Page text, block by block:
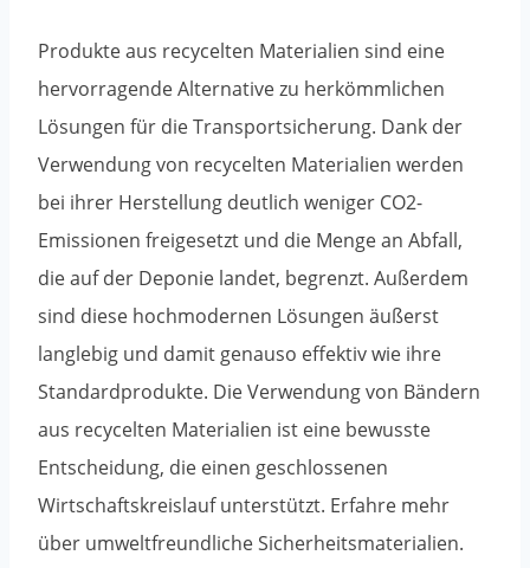
Produkte aus recycelten Materialien sind eine
hervorragende Alternative zu herkömmlichen
Lösungen für die Transportsicherung. Dank der
Verwendung von recycelten Materialien werden
bei ihrer Herstellung deutlich weniger CO2-
Emissionen freigesetzt und die Menge an Abfall,
die auf der Deponie landet, begrenzt. Außerdem
sind diese hochmodernen Lösungen äußerst
langlebig und damit genauso effektiv wie ihre
Standardprodukte. Die Verwendung von Bändern
aus recycelten Materialien ist eine bewusste
Entscheidung, die einen geschlossenen
Wirtschaftskreislauf unterstützt. Erfahre mehr
über umweltfreundliche Sicherheitsmaterialien.